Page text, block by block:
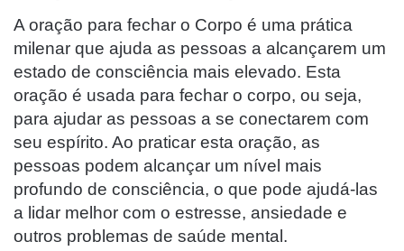
A oração para fechar o Corpo é uma prática
milenar que ajuda as pessoas a alcançarem um
estado de consciência mais elevado. Esta
oração é usada para fechar o corpo, ou seja,
para ajudar as pessoas a se conectarem com
seu espírito. Ao praticar esta oração, as
pessoas podem alcançar um nível mais
profundo de consciência, o que pode ajudá-las
a lidar melhor com o estresse, ansiedade e
outros problemas de saúde mental.